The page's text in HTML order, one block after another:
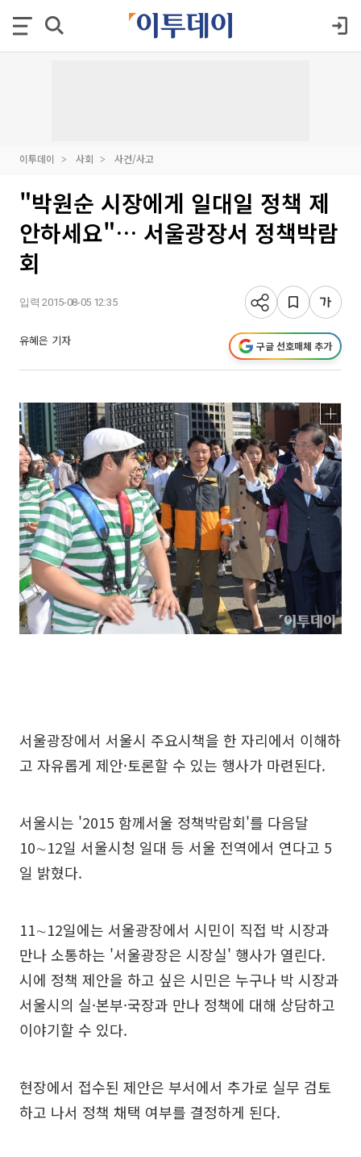
이투데이 사회 사건/사고
"박원순 시장에게 일대일 정책 제
안하세요"… 서울광장서 정책박람
회
입력 2015-08-05 12:35
유혜은 기자 구글 선호매체 추가
서울광장에서 서울시 주요시책을 한 자리에서 이해하
고 자유롭게 제안·토론할 수 있는 행사가 마련된다.
서울시는 '2015 함께서울 정책박람회'를 다음달
10∼12일 서울시청 일대 등 서울 전역에서 연다고 5
일 밝혔다.
11∼12일에는 서울광장에서 시민이 직접 박 시장과
만나 소통하는 '서울광장은 시장실' 행사가 열린다.
시에 정책 제안을 하고 싶은 시민은 누구나 박 시장과
서울시의 실·본부·국장과 만나 정책에 대해 상담하고
이야기할 수 있다.
현장에서 접수된 제안은 부서에서 추가로 실무 검토
하고 나서 정책 채택 여부를 결정하게 된다.